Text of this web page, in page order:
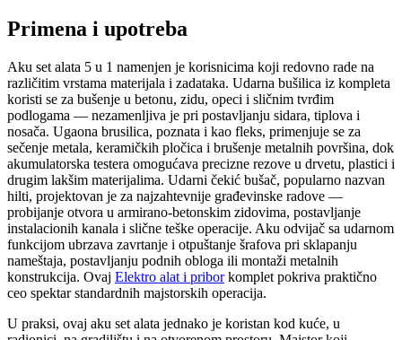
Primena i upotreba
Aku set alata 5 u 1 namenjen je korisnicima koji redovno rade na
različitim vrstama materijala i zadataka. Udarna bušilica iz kompleta
koristi se za bušenje u betonu, zidu, opeci i sličnim tvrđim
podlogama — nezamenljiva je pri postavljanju sidara, tiplova i
nosača. Ugaona brusilica, poznata i kao fleks, primenjuje se za
sečenje metala, keramičkih pločica i brušenje metalnih površina, dok
akumulatorska testera omogućava precizne rezove u drvetu, plastici i
drugim lakšim materijalima. Udarni čekić bušač, popularno nazvan
hilti, projektovan je za najzahtevnije građevinske radove —
probijanje otvora u armirano-betonskim zidovima, postavljanje
instalacionih kanala i slične teške operacije. Aku odvijač sa udarnom
funkcijom ubrzava zavrtanje i otpuštanje šrafova pri sklapanju
nameštaja, postavljanju podnih obloga ili montaži metalnih
konstrukcija. Ovaj Elektro alat i priborkomplet pokriva praktično
ceo spektar standardnih majstorskih operacija.
U praksi, ovaj aku set alata jednako je koristan kod kuće, u